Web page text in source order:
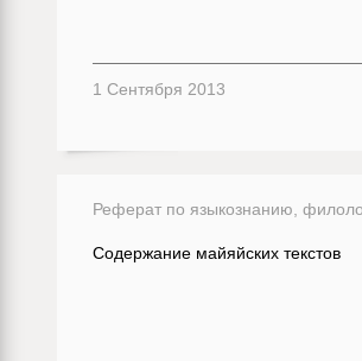
1 Сентября 2013
Реферат по языкознанию,
Содержание майяйских текстов